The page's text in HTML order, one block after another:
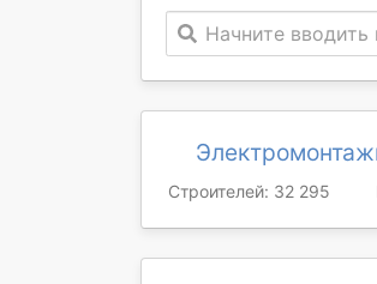
Начните вводить
Строителей: 32 295